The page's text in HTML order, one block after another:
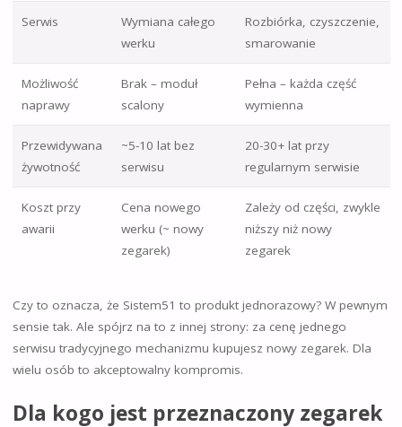
Serwis
Wymiana całego
werku
Rozbiórka, czyszczenie,
smarowanie
Możliwość
naprawy
Brak – moduł
scalony
Pełna – każda część
wymienna
Przewidywana
żywotność
~5-10 lat bez
serwisu
20-30+ lat przy
regularnym serwisie
Koszt przy
awarii
Cena nowego
werku (~ nowy
zegarek)
Zależy od części, zwykle
niższy niż nowy
zegarek
Czy to oznacza, że Sistem51 to produkt jednorazowy? W pewnym
sensie tak. Ale spójrz na to z innej strony: za cenę jednego
serwisu tradycyjnego mechanizmu kupujesz nowy zegarek. Dla
wielu osób to akceptowalny kompromis.
Dla kogo jest przeznaczony zegarek